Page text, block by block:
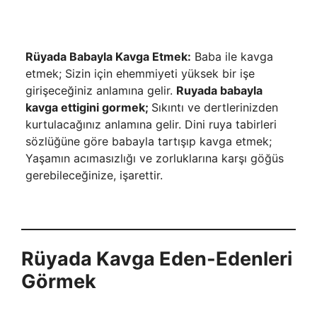
Rüyada Babayla Kavga Etmek: Baba ile kavga
etmek; Sizin için ehemmiyeti yüksek bir işe
girişeceğiniz an­lamına gelir. Ruyada babayla
kavga ettigini gormek; Sıkıntı ve dertlerinizden
kurtulacağınız anlamına gelir. Dini ruya tabirleri
sözlüğüne göre babayla tartışıp kavga etmek;
Yaşamın acıma­sızlığı ve zorluklarına karşı göğüs
gerebileceğinize, işarettir.
Rüyada Kavga Eden-Edenleri
Görmek